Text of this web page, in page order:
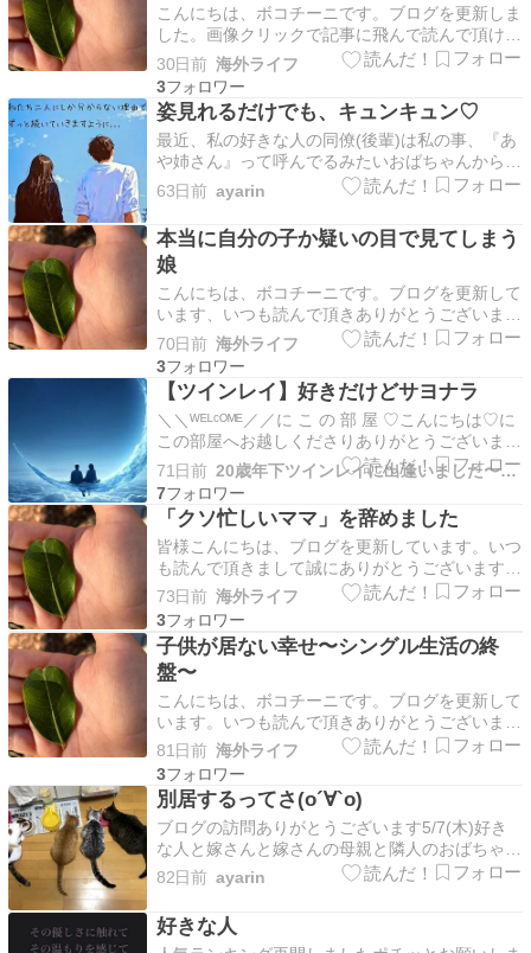
こんにちは、ボコチーニです。ブログを更新しま
した。画像クリックで記事に飛んで読んで頂ける
と幸いです、ありがとうございます。【引き寄せ
実験中】ど〜せ手に入るから、と言う安心エネル
ギーで過ごすと手に入った物｜海外で3児を育て
る限界ワンオペ母ちゃんの幸福講義こんにちは。
９年ぶりに1…
30日前 海外ライフ
3
姿見れるだけでも、キュンキュン♡
最近、私の好きな人の同僚(後輩)は私の事、『あ
や姉さん』って呼んでるみたいおばちゃんから聞
いて…びっくり笑でも、年下から、そんな風に言
ってくれてなんか、嬉しい年下って、なんか可愛
いよなぁその同僚(後輩)は、人見知りみたいで…
そこが、残念人見知りじゃなかったら、話した
り、挨拶した…
63日前 ayarin
本当に自分の子か疑いの目で見てしまう
娘
こんにちは、ボコチーニです。ブログを更新して
います、いつも読んで頂きありがとうございま
す。間違えて生まれた娘｜海外で3児を育てる限
界ワンオペマミー日本の皆さんにとっても新生
活、 そしてオーストラリアにいる私にとって
も、新生活が始まり、何かと充実してきました。
まず、新しい部署に…
70日前 海外ライフ
3
【ツインレイ】好きだけどサヨナラ
＼＼ᵂᴱᴸᶜᴼᴹᴱ／／に こ の 部 屋 ♡こんにちは♡に
この部屋へお越しくださりありがとうございます
✡｡:*. 初めてブログに訪れてくださった方はぜひ
プロフィールをお読みになっていただきたいです
【プロフィール】 下記２つのブログランキング
に参加していますクリックしていただけ…
71日前
20歳年下ツインレイに出逢いました〜運命の人は二人いた！？〜
7
「クソ忙しいママ」を辞めました
皆様こんにちは、ブログを更新しています。いつ
も読んで頂きまして誠にありがとうございます。
『クソ忙しいママ』をやめました｜海外で3児を
育てる限界ワンオペマミーイースターホリデーと
いう秋休みも終わり、約1週間の“ひとり時間”も
終わりました。 9年ぶりにひとりになって、世界
線が変わっ…
73日前 海外ライフ
3
子供が居ない幸せ〜シングル生活の終
盤〜
こんにちは、ボコチーニです。ブログを更新して
います。いつも読んで頂きありがとうございま
す。子供が居ない幸せ〜シングル生活の終盤〜｜
海外で3児を育てる限界ワンオペマミーこんにち
は、ボコチーニです。 ５日間のシングル生活が
終わり、 今日、子供３人＋旦那が帰って来ま
す。 また煩くなる…
81日前 海外ライフ
3
別居するってさ(о´∀`о)
ブログの訪問ありがとうございます5/7(木)好き
な人と嫁さんと嫁さんの母親と隣人のおばちゃん
と好きな人と同僚の旦那さんとその嫁さんと好き
な人の家で話したんやって嫁さんの母親『(好き
な人の名前)、女がいるの』これに対して好きな
人の答えがわからず…おばちゃんが『知りませ
82日前 ayarin
好きな人